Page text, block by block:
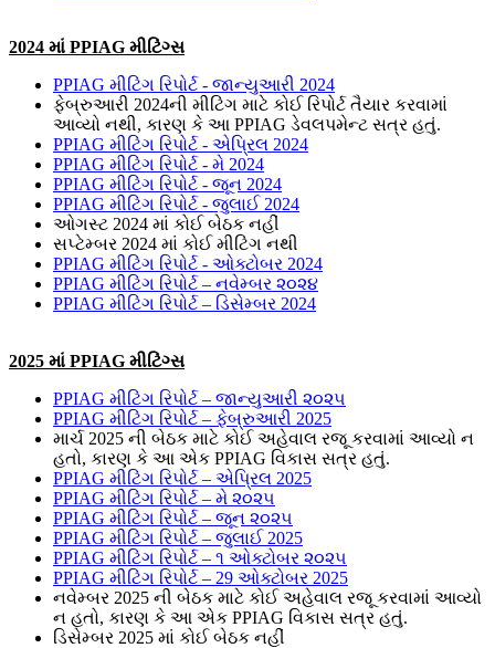
2024 માં PPIAG મીટિંગ્સ
PPIAG મીટિંગ રિપોર્ટ - જાન્યુઆરી 2024
ફેબ્રુઆરી 2024ની મીટિંગ માટે કોઈ રિપોર્ટ તૈયાર કરવામાં
આવ્યો નથી, કારણ કે આ PPIAG ડેવલપમેન્ટ સત્ર હતું.
PPIAG મીટિંગ રિપોર્ટ - એપ્રિલ 2024
PPIAG મીટિંગ રિપોર્ટ - મે 2024
PPIAG મીટિંગ રિપોર્ટ - જૂન 2024
PPIAG મીટિંગ રિપોર્ટ - જુલાઈ 2024
ઓગસ્ટ 2024 માં કોઈ બેઠક નહીં
સપ્ટેમ્બર 2024 માં કોઈ મીટિંગ નથી
PPIAG મીટિંગ રિપોર્ટ - ઓક્ટોબર 2024
PPIAG મીટિંગ રિપોર્ટ – નવેમ્બર ૨૦૨૪
PPIAG મીટિંગ રિપોર્ટ – ડિસેમ્બર 2024
2025 માં PPIAG મીટિંગ્સ
PPIAG મીટિંગ રિપોર્ટ – જાન્યુઆરી ૨૦૨૫
PPIAG મીટિંગ રિપોર્ટ – ફેબ્રુઆરી 2025
માર્ચ 2025 ની બેઠક માટે કોઈ અહેવાલ રજૂ કરવામાં આવ્યો ન
હતો, કારણ કે આ એક PPIAG વિકાસ સત્ર હતું.
PPIAG મીટિંગ રિપોર્ટ – એપ્રિલ 2025
PPIAG મીટિંગ રિપોર્ટ – મે ૨૦૨૫
PPIAG મીટિંગ રિપોર્ટ – જૂન ૨૦૨૫
PPIAG મીટિંગ રિપોર્ટ – જુલાઈ 2025
PPIAG મીટિંગ રિપોર્ટ – ૧ ઓક્ટોબર ૨૦૨૫
PPIAG મીટિંગ રિપોર્ટ – 29 ઓક્ટોબર 2025
નવેમ્બર 2025 ની બેઠક માટે કોઈ અહેવાલ રજૂ કરવામાં આવ્યો
ન હતો, કારણ કે આ એક PPIAG વિકાસ સત્ર હતું.
ડિસેમ્બર 2025 માં કોઈ બેઠક નહીં